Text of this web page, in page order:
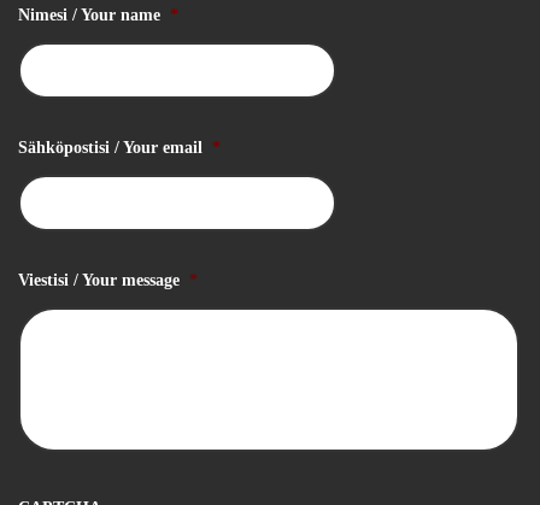
Nimesi / Your name *
Sähköpostisi / Your email *
Viestisi / Your message *